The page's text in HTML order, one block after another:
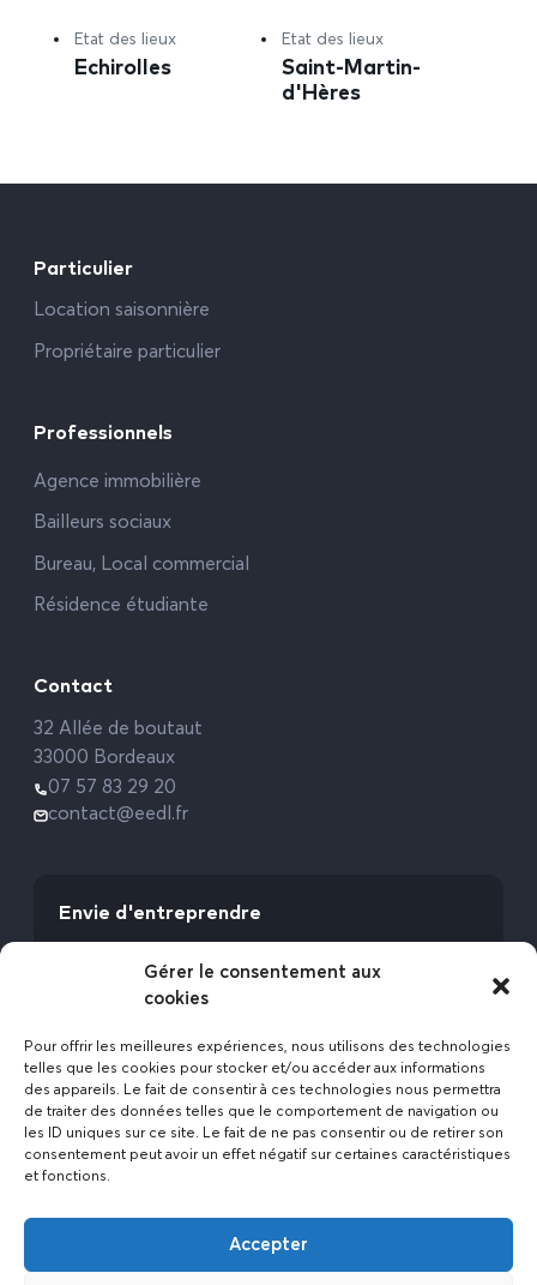
Gérer le consentement aux
cookies
Pour offrir les meilleures expériences, nous utilisons des technologies
telles que les cookies pour stocker et/ou accéder aux informations
des appareils. Le fait de consentir à ces technologies nous permettra
de traiter des données telles que le comportement de navigation ou
les ID uniques sur ce site. Le fait de ne pas consentir ou de retirer son
consentement peut avoir un effet négatif sur certaines caractéristiques
et fonctions.
Accepter
Etat des lieux
Echirolles
Etat des lieux
Saint-Martin-
d'Hères
Particulier
Location saisonnière
Propriétaire particulier
Professionnels
Agence immobilière
Bailleurs sociaux
Bureau, Local commercial
Résidence étudiante
Contact
32 Allée de boutaut
33000 Bordeaux
07 57 83 29 20
contact@eedl.fr
Envie d'entreprendre
avec l’Expert Etat des Lieux !
Rejoignez-nous